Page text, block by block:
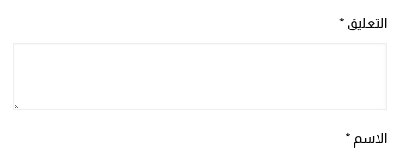
التعليق *
الاسم *